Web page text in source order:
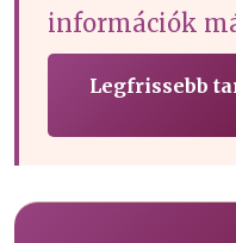
információk
Legfrissebb